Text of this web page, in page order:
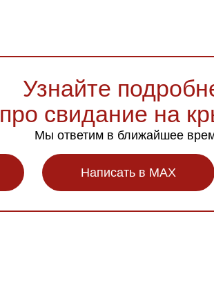
Узнайте
про свидание на
Мы ответим в ближайшее
Написать в MAX